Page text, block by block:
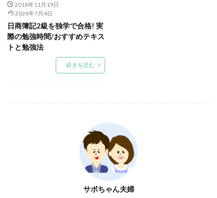
2018年11月19日
2026年7月4日
日商簿記2級を独学で合格! 実
際の勉強時間/おすすめテキス
トと勉強法
続きを読む
サボちゃん夫婦